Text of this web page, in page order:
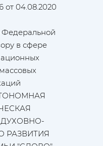
04.08.2020
Федеральной
в сфере
РАЗВИТИЯ